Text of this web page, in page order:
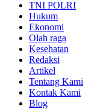
TNI POLRI
Hukum
Ekonomi
Olah raga
Kesehatan
Redaksi
Artikel
Tentang Kami
Kontak Kami
Blog